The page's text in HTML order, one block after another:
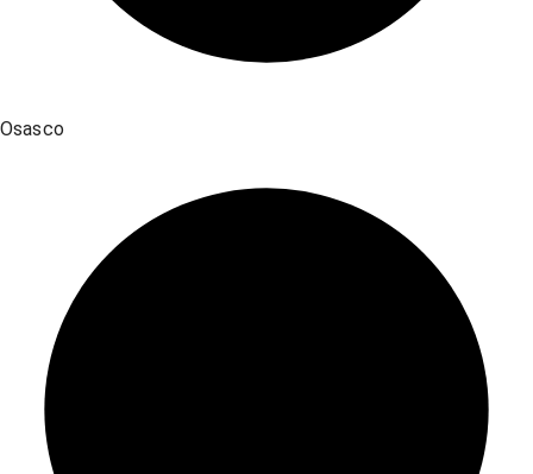
Osasco